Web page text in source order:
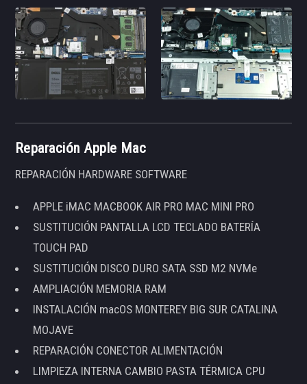
Reparación Apple Mac
REPARACIÓN HARDWARE SOFTWARE
APPLE iMAC MACBOOK AIR PRO MAC MINI PRO
SUSTITUCIÓN PANTALLA LCD TECLADO BATERÍA
TOUCH PAD
SUSTITUCIÓN DISCO DURO SATA SSD M2 NVMe
AMPLIACIÓN MEMORIA RAM
INSTALACIÓN macOS MONTEREY BIG SUR CATALINA
MOJAVE
REPARACIÓN CONECTOR ALIMENTACIÓN
LIMPIEZA INTERNA CAMBIO PASTA TÉRMICA CPU